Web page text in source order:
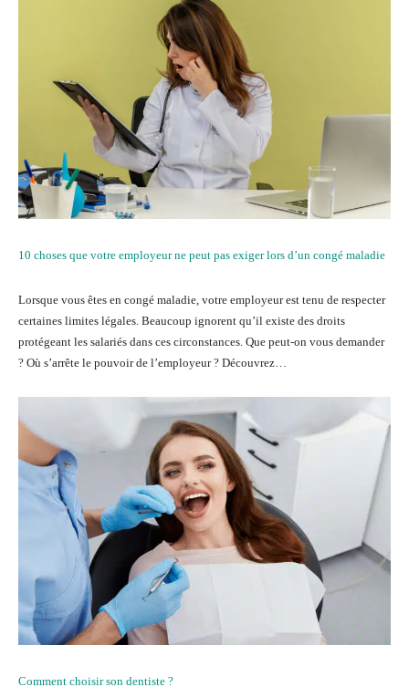
10 choses que votre employeur ne peut pas exiger lors d’un congé maladie
Lorsque vous êtes en congé maladie, votre employeur est tenu de respecter
certaines limites légales. Beaucoup ignorent qu’il existe des droits
protégeant les salariés dans ces circonstances. Que peut-on vous demander
? Où s’arrête le pouvoir de l’employeur ? Découvrez…
Comment choisir son dentiste ?